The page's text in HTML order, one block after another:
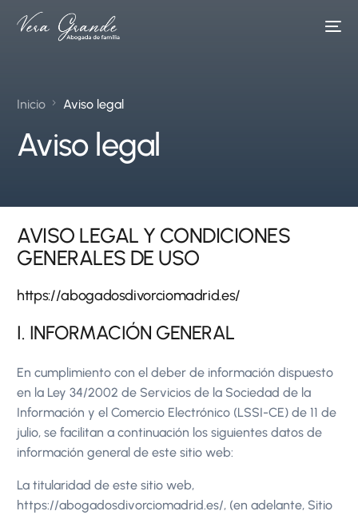
Inicio Aviso legal
Aviso legal
AVISO LEGAL Y CONDICIONES
GENERALES DE USO
https://abogadosdivorciomadrid.es/
I. INFORMACIÓN GENERAL
En cumplimiento con el deber de información dispuesto
en la Ley 34/2002 de Servicios de la Sociedad de la
Información y el Comercio Electrónico (LSSI-CE) de 11 de
julio, se facilitan a continuación los siguientes datos de
información general de este sitio web:
La titularidad de este sitio web,
https://abogadosdivorciomadrid.es/, (en adelante, Sitio